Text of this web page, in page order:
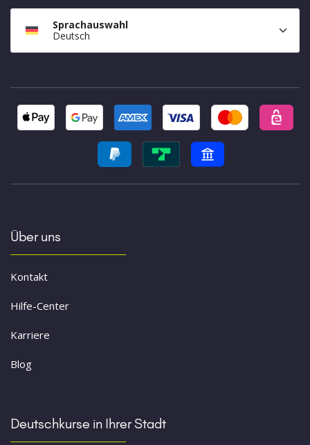
Sprachauswahl
Deutsch
Über uns
Kontakt
Hilfe-Center
Karriere
Blog
Deutschkurse in Ihrer Stadt